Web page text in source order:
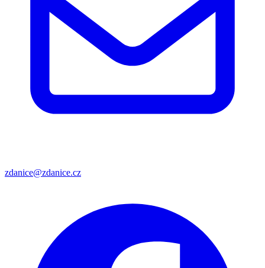
zdanice@zdanice.cz